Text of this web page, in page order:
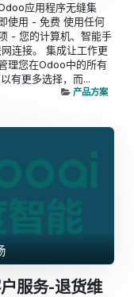
应用程序无缝集
使用 - 免费 使用任何
- 您的计算机、智能手
连接。 集成让工作更
理您在Odoo中的所有
有更多选择，而...
产品方案
服务-退货维